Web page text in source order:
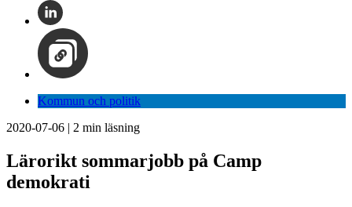
Kommun och politik
2020-07-06 | 2 min läsning
Lärorikt sommarjobb på Camp
demokrati